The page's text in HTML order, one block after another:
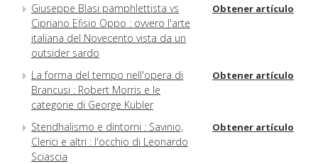
Giuseppe Blasi pamphlettista vs
Cipriano Efisio Oppo : ovvero l'arte
italiana del Novecento vista da un
outsider sardo
Obtener artículo
La forma del tempo nell'opera di
Brancusi : Robert Morris e le
categorie di George Kubler
Obtener artículo
Stendhalismo e dintorni : Savinio,
Clerici e altri : l'occhio di Leonardo
Sciascia
Obtener artículo